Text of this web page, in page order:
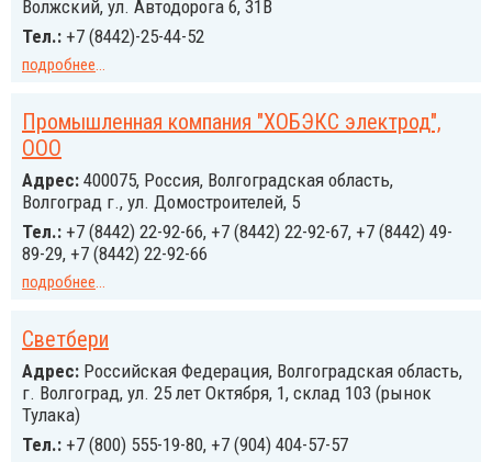
Волжский, ул. Автодорога 6, 31В
Тел.: +7 (8442)-25-44-52
подробнее...
Промышленная компания "ХОБЭКС электрод",
ООО
Адрес: 400075, Россия, Волгоградская область,
Волгоград г., ул. Домостроителей, 5
Тел.: +7 (8442) 22-92-66, +7 (8442) 22-92-67, +7 (8442) 49-
89-29, +7 (8442) 22-92-66
подробнее...
Светбери
Адрес: Российcкая Федерация, Волгоградская область,
г. Волгоград, ул. 25 лет Октября, 1, склад 103 (рынок
Тулака)
Тел.: +7 (800) 555-19-80, +7 (904) 404-57-57